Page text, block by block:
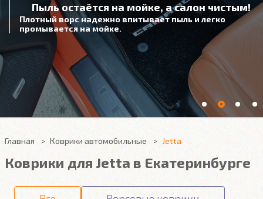
Пыль остаётся на мойке, а салон чистым!
Плотный ворс надежно впитывает пыль и легко
промывается на мойке.
Главная Коврики автомобильные Jetta
Коврики для Jetta в Екатеринбурге